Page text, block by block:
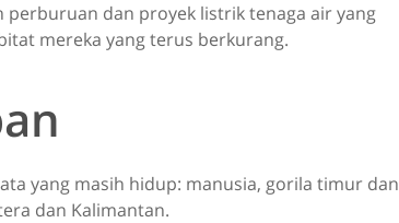
dan proyek listrik tenaga air yang
mereka yang terus berkurang.
yang masih hidup: manusia, gorila timur dan
dan Kalimantan.